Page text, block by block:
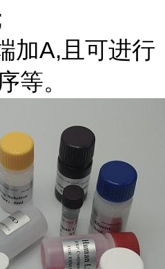
加A,且可进行
等。